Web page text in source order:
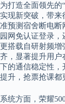
为打造全面领先的
实现新突破，带
准预测宿舍断电断
园网免认证登录，
更搭载自研射频增
齐，显著提升用户
下的通信稳定性，
提升，抢票抢课都
系统方面，荣耀